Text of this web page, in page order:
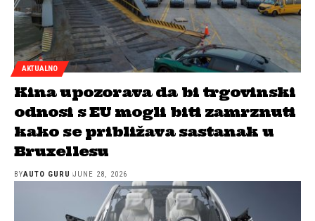
AKTUALNO
Kina upozorava da bi trgovinski
odnosi s EU mogli biti zamrznuti
kako se približava sastanak u
Bruxellesu
BYAUTO GURU JUNE 28, 2026